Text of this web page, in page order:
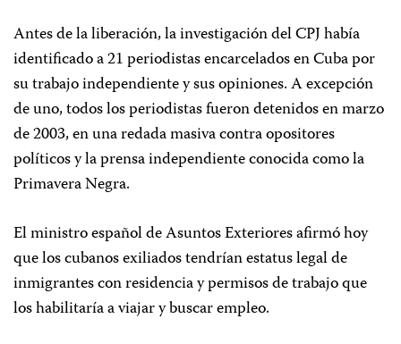
Antes de la liberación, la investigación del CPJ había
identificado a 21 periodistas encarcelados en Cuba por
su trabajo independiente y sus opiniones. A excepción
de uno, todos los periodistas fueron detenidos en marzo
de 2003, en una redada masiva contra opositores
políticos y la prensa independiente conocida como la
Primavera Negra.
El ministro español de Asuntos Exteriores afirmó hoy
que los cubanos exiliados tendrían estatus legal de
inmigrantes con residencia y permisos de trabajo que
los habilitaría a viajar y buscar empleo.